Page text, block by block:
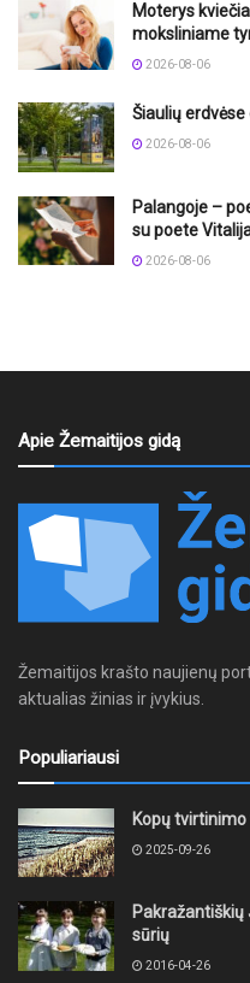
Moterys
moksliniame
2026-08-06
Šiaulių
2026-08-06
Palangoje –
su poete
2026-08-06
Apie Žemaitijos gidą
Žemaitijos krašto naujienų
aktualias žinias ir įvykius.
Populiariausi
Kopų
2025-09-26
sūrių
2016-04-26